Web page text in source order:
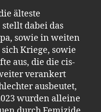
älteste
dabei das
sowie in weiten
Kriege, sowie
aus, die die cis-
verankert
ausbeutet,
wurden alleine